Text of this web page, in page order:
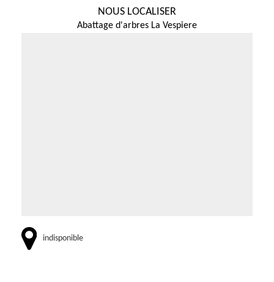
NOUS LOCALISER
Abattage d'arbres La Vespiere
indisponible